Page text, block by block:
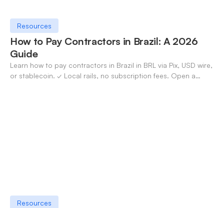
Resources
How to Pay Contractors in Brazil: A 2026
Guide
Learn how to pay contractors in Brazil in BRL via Pix, USD wire,
or stablecoin. ✓ Local rails, no subscription fees. Open a
Resources